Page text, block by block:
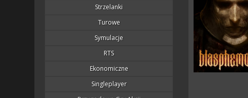
Strzelanki
Turowe
Symulacje
RTS
Ekonomiczne
Singleplayer